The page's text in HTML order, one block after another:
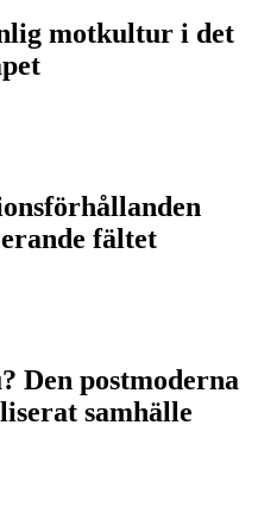
motkultur i det
fältet
Den postmoderna
samhälle